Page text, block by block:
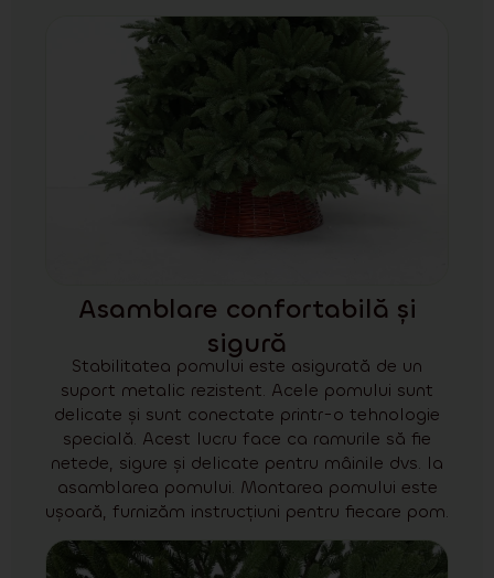
Asamblare confortabilă și
sigură
Stabilitatea pomului este asigurată de un
suport metalic rezistent. Acele pomului sunt
delicate și sunt conectate printr-o tehnologie
specială. Acest lucru face ca ramurile să fie
netede, sigure și delicate pentru mâinile dvs. la
asamblarea pomului. Montarea pomului este
ușoară, furnizăm instrucțiuni pentru fiecare pom.